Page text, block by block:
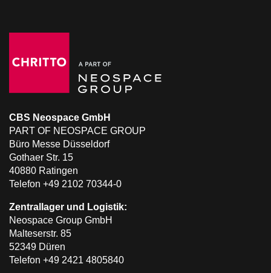
CBS Neospace GmbH
PART OF NEOSPACE GROUP
Büro Messe Düsseldorf
Gothaer Str. 15
40880 Ratingen
Telefon +49 2102 70344-0
Zentrallager und Logistik:
Neospace Group GmbH
Malteserstr. 85
52349 Düren
Telefon +49 2421 4805840